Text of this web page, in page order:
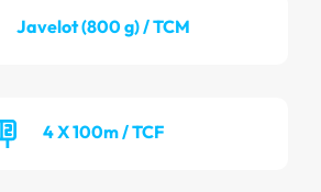
Javelot (800 g) / TCM
4 X 100m / TCF